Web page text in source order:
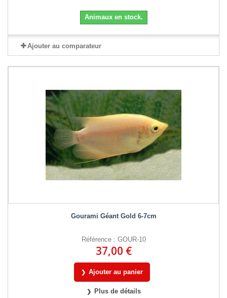
Animaux en stock.
Ajouter au comparateur
Gourami Géant Gold 6-7cm
Référence : GOUR-10
37,00 €
Ajouter au panier
Plus de détails